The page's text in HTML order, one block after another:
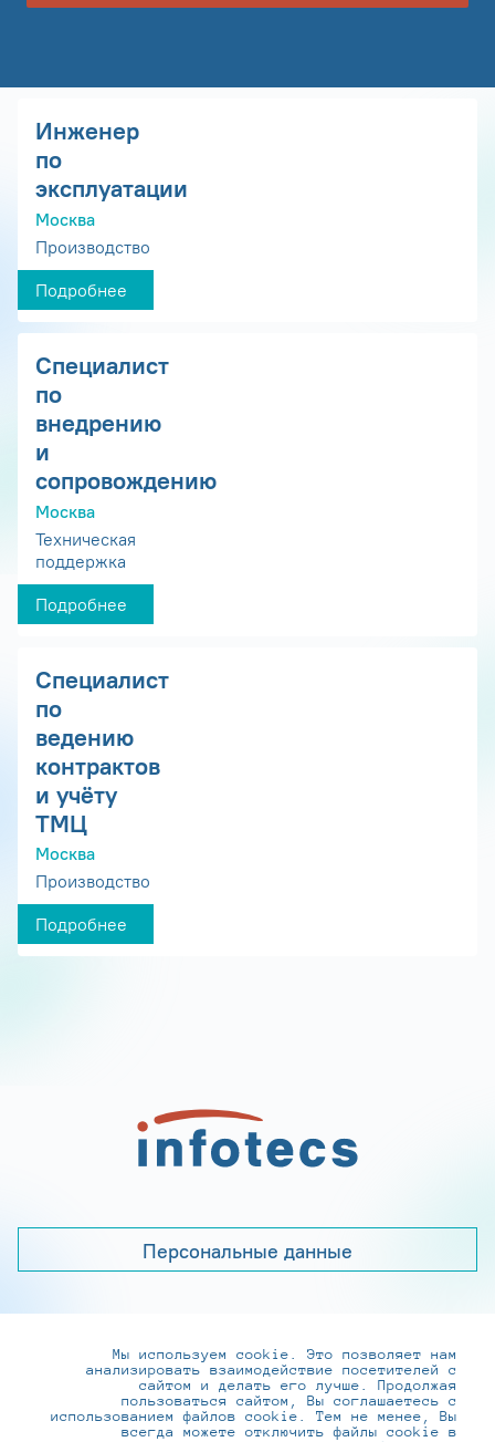
Инженер
по
эксплуатации
Москва
Производство
Подробнее
Специалист
по
внедрению
и
сопровождению
Москва
Техническая
поддержка
Подробнее
Специалист
по
ведению
контрактов
и учёту
ТМЦ
Москва
Производство
Подробнее
Персональные данные
+7 (495) 737-6192, 8-800-250-0-260
practice@infotecs.ru,hr@infotecs.ru
127273, г. Москва, Отрадная ул., 2Б строение 1
Мы используем cookie. Это позволяет нам
анализировать взаимодействие посетителей с
сайтом и делать его лучше. Продолжая
пользоваться сайтом, Вы соглашаетесь с
использованием файлов cookie. Тем не менее, Вы
всегда можете отключить файлы cookie в